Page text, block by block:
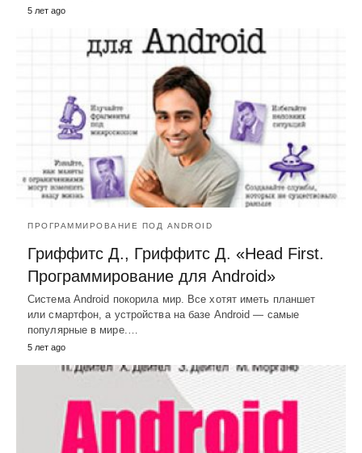
5 лет ago
ПРОГРАММИРОВАНИЕ ПОД ANDROID
Гриффитс Д., Гриффитс Д. «Head First.
Программирование для Android»
Система Android покорила мир. Все хотят иметь планшет
или смартфон, а устройства на базе Android — самые
популярные в мире.…
5 лет ago